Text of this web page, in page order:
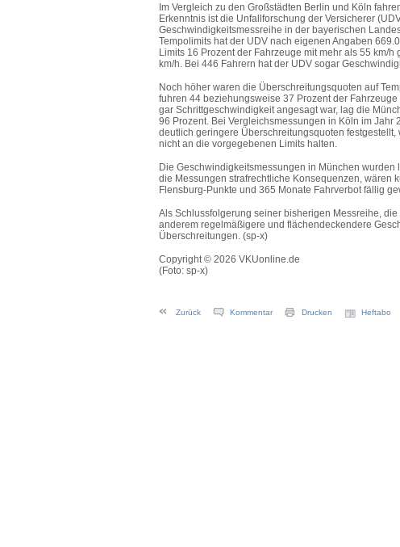
Im Vergleich zu den Großstädten Berlin und Köln
Erkenntnis ist die Unfallforschung der Versicherer
Geschwindigkeitsmessreihe in der bayerischen
Tempolimits hat der UDV nach eigenen Angaben
Limits 16 Prozent der Fahrzeuge mit mehr als 55 km/
km/h. Bei 446 Fahrern hat der UDV sogar
Noch höher waren die Überschreitungsquoten auf
fuhren 44 beziehungsweise 37 Prozent der
gar Schrittgeschwindigkeit angesagt war, lag die
96 Prozent. Bei Vergleichsmessungen in Köln im
deutlich geringere Überschreitungsquoten
nicht an die vorgegebenen Limits halten.
Die Geschwindigkeitsmessungen in München
die Messungen strafrechtliche Konsequenzen, wären
Flensburg-Punkte und 365 Monate Fahrverbot fällig
Als Schlussfolgerung seiner bisherigen Messreihe,
anderem regelmäßigere und flächendeckendere
Überschreitungen. (sp-x)
Copyright © 2026 VKUonline.de
(Foto: sp-x)
Zurück Kommentar Drucken Heftabo